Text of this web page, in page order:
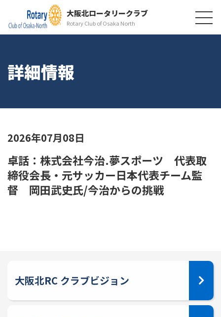
大阪北ロータリークラブ
Rotary Club of Osaka North
詳細情報
2026年07月08日
卓話：株式会社今治.夢スポーツ 代表取
締役会長・元サッカー日本代表チーム監
督 岡田武史氏/今治からの挑戦
大阪北RC クラブビジョン